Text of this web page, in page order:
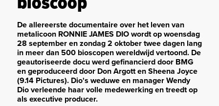
De allereerste documentaire over het leven van
metalicoon RONNIE JAMES DIO wordt op woensdag
28 september en zondag 2 oktober twee dagen lang
in meer dan 500 bioscopen wereldwijd vertoond. De
geautoriseerde docu werd gefinancierd door BMG
en geproduceerd door Don Argott en Sheena Joyce
(9.14 Pictures). Dio's weduwe en manager Wendy
Dio verleende haar volle medewerking en treedt op
als executive producer.